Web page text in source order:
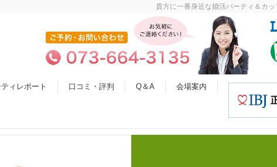
貴方に一番身近な婚活パーティ＆カ
ィレポート 口コミ・評判 Q＆A 会場案内